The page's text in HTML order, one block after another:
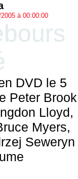
à 00:00:00
DVD le 5
Peter Brook
Lloyd,
Myers,
Seweryn